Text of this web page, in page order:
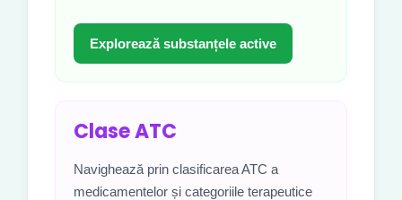
Explorează substanțele active
Clase ATC
Navighează prin clasificarea ATC a
medicamentelor și categoriile terapeutice